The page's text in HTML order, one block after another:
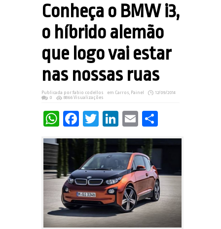
Conheça o BMW i3,
o híbrido alemão
que logo vai estar
nas nossas ruas
Publicada por:fabio codellos em Carros, Painel
12/09/2014
0
8866 Visualizações
WhatsApp
Facebook
Twitter
LinkedIn
Email